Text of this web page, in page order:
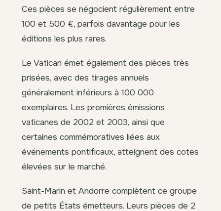
Ces pièces se négocient régulièrement entre
100 et 500 €, parfois davantage pour les
éditions les plus rares.
Le Vatican émet également des pièces très
prisées, avec des tirages annuels
généralement inférieurs à 100 000
exemplaires. Les premières émissions
vaticanes de 2002 et 2003, ainsi que
certaines commémoratives liées aux
événements pontificaux, atteignent des cotes
élevées sur le marché.
Saint-Marin et Andorre complètent ce groupe
de petits États émetteurs. Leurs pièces de 2